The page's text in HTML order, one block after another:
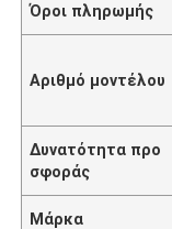
Όροι πληρωμής
Αριθμό μοντέλου
Δυνατότητα προ
σφοράς
Μάρκα